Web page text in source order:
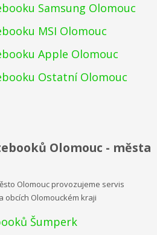
Samsung Olomouc
MSI Olomouc
Apple Olomouc
Ostatní Olomouc
Olomouc - města
Olomouc provozujeme servis
obcích Olomouckém kraji
Šumperk